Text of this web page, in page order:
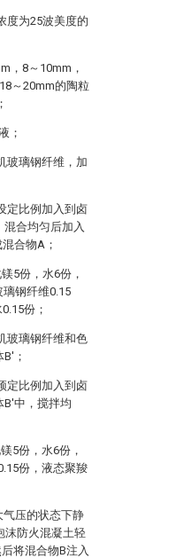
度为25波美度的
，8～10mm，
～20mm的陶粒
；
玻璃钢纤维，加
定比例加入到卤
合均匀后加入
合物A；
5份，水6份，
钢纤维0.15
份；
玻璃钢纤维和色
；
定比例加入到卤
中，搅拌均
5份，水6份，
份，液态聚羧
压的状态下静
沫防火混凝土轻
将混合物B注入